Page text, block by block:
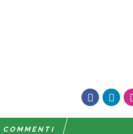
COMMENTI